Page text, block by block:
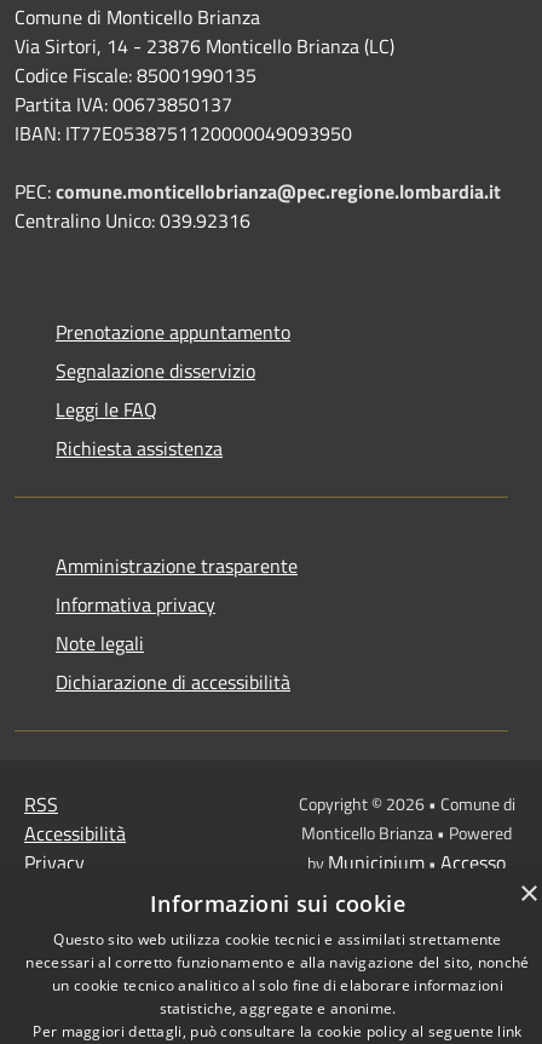
Comune di Monticello Brianza
Via Sirtori, 14 - 23876 Monticello Brianza (LC)
Codice Fiscale: 85001990135
Partita IVA: 00673850137
IBAN: IT77E0538751120000049093950
PEC:comune.monticellobrianza@pec.regione.lombardia.it
Centralino Unico: 039.92316
Prenotazione appuntamento
Segnalazione disservizio
Leggi le FAQ
Richiesta assistenza
Amministrazione trasparente
Informativa privacy
Note legali
Dichiarazione di accessibilità
RSS
Accessibilità
Privacy
Copyright © 2026 • Comune di
Monticello Brianza • Powered
byMunicipium• Accesso
redazione
×
Informazioni sui cookie
Questo sito web utilizza cookie tecnici e assimilati strettamente
necessari al corretto funzionamento e alla navigazione del sito, nonché
un cookie tecnico analitico al solo fine di elaborare informazioni
statistiche, aggregate e anonime.
Per maggiori dettagli, può consultare la cookie policy al seguente link